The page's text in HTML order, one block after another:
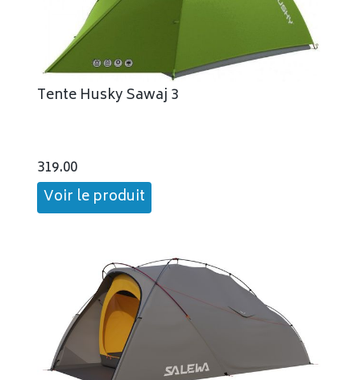
Tente Husky Sawaj 3
319.00
Voir le produit